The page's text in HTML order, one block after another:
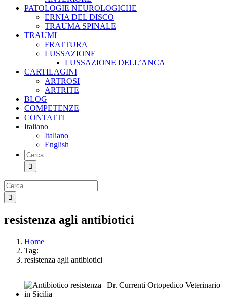
PATOLOGIE NEUROLOGICHE
ERNIA DEL DISCO
TRAUMA SPINALE
TRAUMI
FRATTURA
LUSSAZIONE
LUSSAZIONE DELL’ANCA
CARTILAGINI
ARTROSI
ARTRITE
BLOG
COMPETENZE
CONTATTI
Italiano
Italiano
English
Cerca
per:
Cerca
per:
resistenza agli antibiotici
Home
Tag:
resistenza agli antibiotici